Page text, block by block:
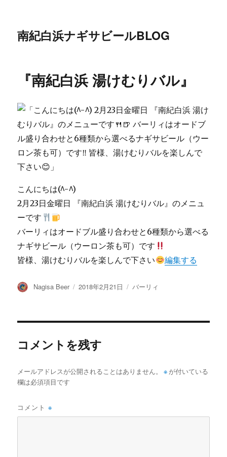
南紀白浜ナギサビールBLOG
『南紀白浜 湯けむりバル』
こんにちは(^-^)
2月23日金曜日 『南紀白浜 湯けむりバル』のメニュ
ーです
バーリィはオードブル盛り合わせと6種類から選べる
ナギサビール（ウーロン茶も可）です
皆様、湯けむりバルを楽しんで下さい
編集する
投
Nagisa Beer
投
2018年2月21日
カ
バーリィ
コメントを残す
メールアドレスが公開されることはありません。 ※ が付いている
欄は必須項目です
コメント※